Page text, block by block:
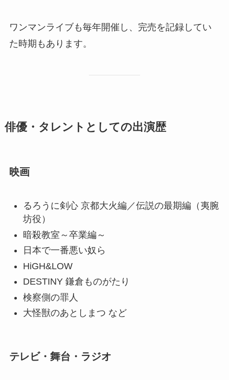
ワンマンライブも毎年開催し、完売を記録してい
た時期もあります。
俳優・タレントとしての出演歴
映画
るろうに剣心 京都大火編／伝説の最期編（夷腕
坊役）
暗殺教室～卒業編～
日本で一番悪い奴ら
HiGH&LOW
DESTINY 鎌倉ものがたり
検察側の罪人
大怪獣のあとしまつ など
テレビ・舞台・ラジオ